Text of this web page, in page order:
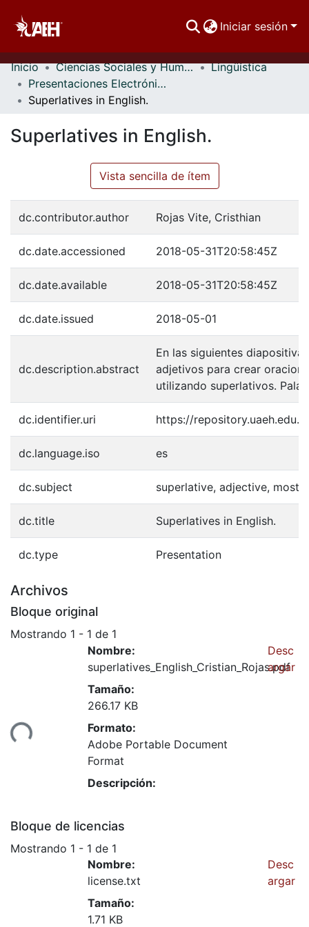
Iniciar sesión
Comunidades
Buscar Por
Estadísticas
Inicio Ciencias Sociales y Humanidades
Lingüística
Presentaciones Electrónicas
Superlatives in English.
Superlatives in English.
Vista sencilla de ítem
dc.contributor.author Rojas Vite, Cristhian
dc.date.accessioned 2018-05-31T20:58:45Z
dc.date.available 2018-05-31T20:58:45Z
dc.date.issued 2018-05-01
dc.description.abstract
En las siguientes
adjetivos para crear
utilizando superlativos.
dc.identifier.uri https://
dc.language.iso es
dc.subject superlative, adjective, most,
dc.title Superlatives in English.
dc.type Presentation
Archivos
Bloque original
Mostrando 1 - 1 de 1
Nombre:
superlatives_English_Cristian_Rojas.pdf
Tamaño:
266.17 KB
Formato:
Adobe Portable Document
Format
Descripción:
Desc
argar
Bloque de licencias
Mostrando 1 - 1 de 1
Nombre:
license.txt
Tamaño:
1.71 KB
Desc
argar